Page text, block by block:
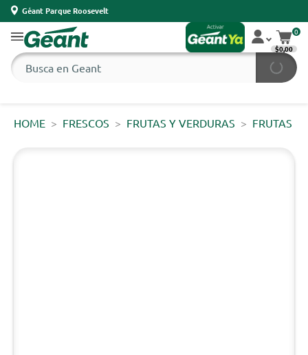
Géant Parque Roosevelt
0
$0,00
HOME FRESCOS FRUTAS Y VERDURAS FRUTAS